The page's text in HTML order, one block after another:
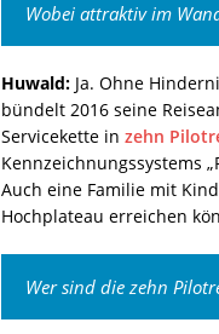
Wobei attraktiv im
Huwald: Ja. Ohne
bündelt 2016 seine
Servicekette in zehn
Kennzeichnungssystems
Auch eine Familie mit
Hochplateau erreichen
Wer sind die zehn